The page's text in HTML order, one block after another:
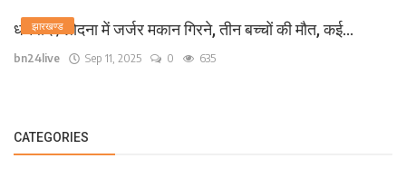
झारखण्ड
धनबाद /लोदना में जर्जर मकान गिरने, तीन बच्चों की मौत, कई...
bn24live Sep 11, 2025 0 635
CATEGORIES